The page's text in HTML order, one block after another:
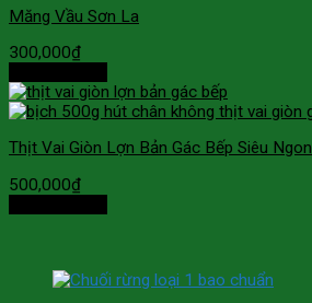
Măng Vầu Sơn La
300,000₫
Thịt Vai Giòn Lợn Bản Gác Bếp Siêu Ngon
500,000₫